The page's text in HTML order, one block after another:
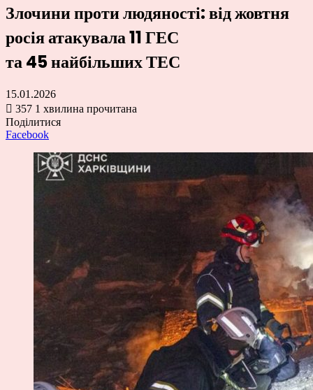
Злочини проти людяності: від жовтня
росія атакувала 11 ГЕС
та 45 найбільших ТЕС
15.01.2026
357 1 хвилина прочитана
Поділитися
Facebook